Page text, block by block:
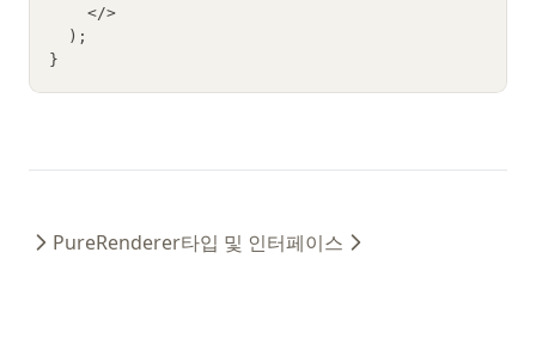
    </>
  );
}
PureRenderer타입 및 인터페이스